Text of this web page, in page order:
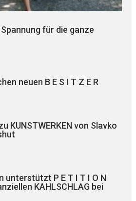
Spannung für die ganze
neuen B E S I T Z E R
KUNSTWERKEN von Slavko
unterstützt P E T I T I O N
KAHLSCHLAG bei